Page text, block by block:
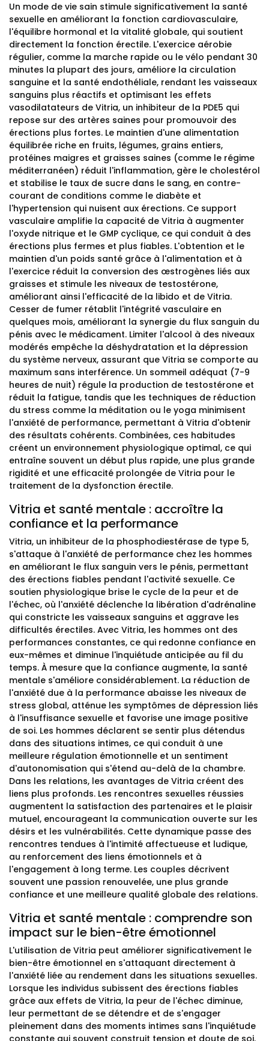
Un mode de vie sain stimule significativement la santé
sexuelle en améliorant la fonction cardiovasculaire,
l'équilibre hormonal et la vitalité globale, qui soutient
directement la fonction érectile. L'exercice aérobie
régulier, comme la marche rapide ou le vélo pendant 30
minutes la plupart des jours, améliore la circulation
sanguine et la santé endothéliale, rendant les vaisseaux
sanguins plus réactifs et optimisant les effets
vasodilatateurs de Vitria, un inhibiteur de la PDE5 qui
repose sur des artères saines pour promouvoir des
érections plus fortes. Le maintien d'une alimentation
équilibrée riche en fruits, légumes, grains entiers,
protéines maigres et graisses saines (comme le régime
méditerranéen) réduit l'inflammation, gère le cholestérol
et stabilise le taux de sucre dans le sang, en contre-
courant de conditions comme le diabète et
l'hypertension qui nuisent aux érections. Ce support
vasculaire amplifie la capacité de Vitria à augmenter
l'oxyde nitrique et le GMP cyclique, ce qui conduit à des
érections plus fermes et plus fiables. L'obtention et le
maintien d'un poids santé grâce à l'alimentation et à
l'exercice réduit la conversion des œstrogènes liés aux
graisses et stimule les niveaux de testostérone,
améliorant ainsi l'efficacité de la libido et de Vitria.
Cesser de fumer rétablit l'intégrité vasculaire en
quelques mois, améliorant la synergie du flux sanguin du
pénis avec le médicament. Limiter l'alcool à des niveaux
modérés empêche la déshydratation et la dépression
du système nerveux, assurant que Vitria se comporte au
maximum sans interférence. Un sommeil adéquat (7-9
heures de nuit) régule la production de testostérone et
réduit la fatigue, tandis que les techniques de réduction
du stress comme la méditation ou le yoga minimisent
l'anxiété de performance, permettant à Vitria d'obtenir
des résultats cohérents. Combinées, ces habitudes
créent un environnement physiologique optimal, ce qui
entraîne souvent un début plus rapide, une plus grande
rigidité et une efficacité prolongée de Vitria pour le
traitement de la dysfonction érectile.
Vitria et santé mentale : accroître la
confiance et la performance
Vitria, un inhibiteur de la phosphodiestérase de type 5,
s'attaque à l'anxiété de performance chez les hommes
en améliorant le flux sanguin vers le pénis, permettant
des érections fiables pendant l'activité sexuelle. Ce
soutien physiologique brise le cycle de la peur et de
l'échec, où l'anxiété déclenche la libération d'adrénaline
qui constricte les vaisseaux sanguins et aggrave les
difficultés érectiles. Avec Vitria, les hommes ont des
performances constantes, ce qui redonne confiance en
eux-mêmes et diminue l'inquiétude anticipée au fil du
temps. À mesure que la confiance augmente, la santé
mentale s'améliore considérablement. La réduction de
l'anxiété due à la performance abaisse les niveaux de
stress global, atténue les symptômes de dépression liés
à l'insuffisance sexuelle et favorise une image positive
de soi. Les hommes déclarent se sentir plus détendus
dans des situations intimes, ce qui conduit à une
meilleure régulation émotionnelle et un sentiment
d'autonomisation qui s'étend au-delà de la chambre.
Dans les relations, les avantages de Vitria créent des
liens plus profonds. Les rencontres sexuelles réussies
augmentent la satisfaction des partenaires et le plaisir
mutuel, encourageant la communication ouverte sur les
désirs et les vulnérabilités. Cette dynamique passe des
rencontres tendues à l'intimité affectueuse et ludique,
au renforcement des liens émotionnels et à
l'engagement à long terme. Les couples décrivent
souvent une passion renouvelée, une plus grande
confiance et une meilleure qualité globale des relations.
Vitria et santé mentale : comprendre son
impact sur le bien-être émotionnel
L'utilisation de Vitria peut améliorer significativement le
bien-être émotionnel en s'attaquant directement à
l'anxiété liée au rendement dans les situations sexuelles.
Lorsque les individus subissent des érections fiables
grâce aux effets de Vitria, la peur de l'échec diminue,
leur permettant de se détendre et de s'engager
pleinement dans des moments intimes sans l'inquiétude
constante qui souvent construit tension et doute de soi.